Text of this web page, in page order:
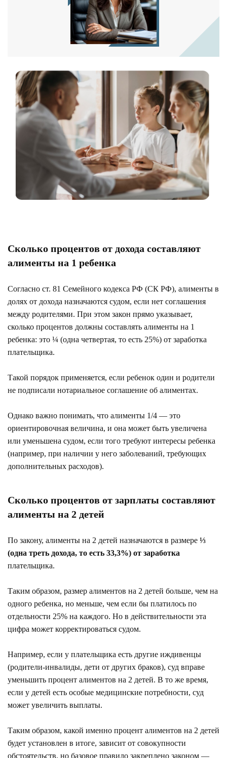
Сколько процентов от дохода составляют
алименты на 1 ребенка
Согласно ст. 81 Семейного кодекса РФ (СК РФ), алименты в
долях от дохода назначаются судом, если нет соглашения
между родителями. При этом закон прямо указывает,
сколько процентов должны составлять алименты на 1
ребенка: это ¼ (одна четвертая, то есть 25%) от заработка
плательщика.
Такой порядок применяется, если ребенок один и родители
не подписали нотариальное соглашение об алиментах.
Однако важно понимать, что алименты 1/4 — это
ориентировочная величина, и она может быть увеличена
или уменьшена судом, если того требуют интересы ребенка
(например, при наличии у него заболеваний, требующих
дополнительных расходов).
Сколько процентов от зарплаты составляют
алименты на 2 детей
По закону, алименты на 2 детей назначаются в размере ⅓
(одна треть дохода, то есть 33,3%) от заработка
плательщика.
Таким образом, размер алиментов на 2 детей больше, чем на
одного ребенка, но меньше, чем если бы платилось по
отдельности 25% на каждого. Но в действительности эта
цифра может корректироваться судом.
Например, если у плательщика есть другие иждивенцы
(родители-инвалиды, дети от других браков), суд вправе
уменьшить процент алиментов на 2 детей. В то же время,
если у детей есть особые медицинские потребности, суд
может увеличить выплаты.
Таким образом, какой именно процент алиментов на 2 детей
будет установлен в итоге, зависит от совокупности
обстоятельств, но базовое правило закреплено законом —